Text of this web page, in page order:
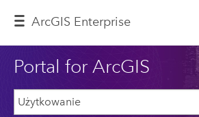
ArcGIS Enterprise
Portal for ArcGIS